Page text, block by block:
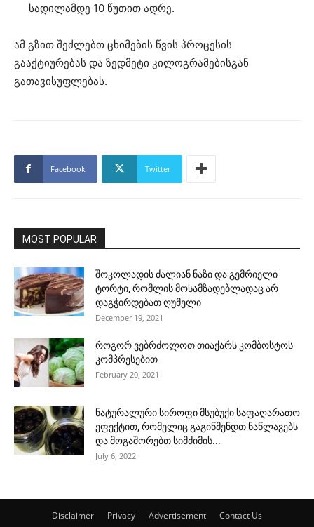
სადილამდე 10 წუთით ადრე.
ამ გზით შეძლებთ ცხიმების წვის პროცესის
გააქტიურებას და ზედმეტი კილოგრამებისგან
გათავისუფლებას.
Facebook Twitter
MOST POPULAR
შოკოლადის ძალიან ნაზი და გემრიელი
ტორტი, რომლის მოსამზადებლადაც არ
დაგჭირდებათ ღუმელი
December 19, 2021
როგორ ვებრძოლოთ თიაქარს კომბოსტოს
კომპრესებით
February 20, 2021
ნატურალური სიროფი მსუბუქი საფაღარათო
ეფექტით, რომელიც გაგიწმენდთ ნაწლავებს
და მოგაშორებთ სიმძიმის...
July 6, 2022
Disclaimer Privacy Advertisement Contact Us